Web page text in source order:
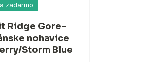
zadarmo
Ridge Gore-
nohavice
Storm Blue